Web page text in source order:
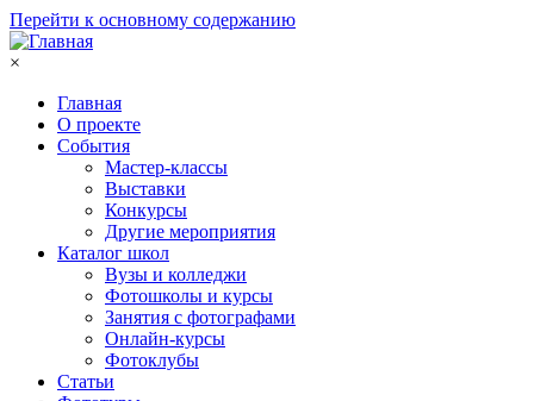
Перейти к основному содержанию
×
Главная
О проекте
События
Мастер-классы
Выставки
Конкурсы
Другие мероприятия
Каталог школ
Вузы и колледжи
Фотошколы и курсы
Занятия с фотографами
Онлайн-курсы
Фотоклубы
Статьи